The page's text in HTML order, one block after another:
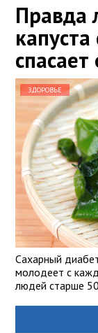
Правда
ЗДОРОВЬЕ
Сахарный
молодеет с
людей старше